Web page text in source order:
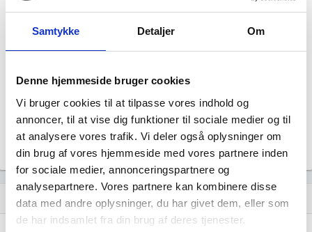
Samtykke Detaljer Om
Denne hjemmeside bruger cookies
Vi bruger cookies til at tilpasse vores indhold og
annoncer, til at vise dig funktioner til sociale medier og til
at analysere vores trafik. Vi deler også oplysninger om
din brug af vores hjemmeside med vores partnere inden
for sociale medier, annonceringspartnere og
analysepartnere. Vores partnere kan kombinere disse
data med andre oplysninger, du har givet dem, eller som
de har indsamlet fra din brug af deres tjenester.
Ovodo ApS har ingen datterselskaber.
hourglass_empty Historisk udvikling af rollerne